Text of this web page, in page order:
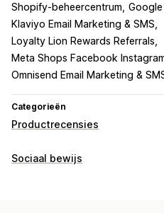
Shopify-beheercentrum
Klaviyo Email Marketing & SMS
Loyalty Lion Rewards Referrals
Meta Shops Facebook
Omnisend Email Marketing &
Categorieën
Productrecensies
Weergaveopties
Sociaal bewijs